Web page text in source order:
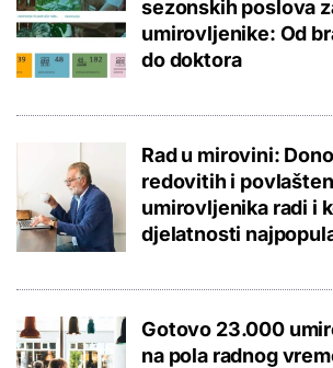
sezonskih poslova
umirovljenike: Od
do doktora
Rad u mirovini:
redovitih i
umirovljenika radi i
djelatnosti
Gotovo 23.000
na pola radnog